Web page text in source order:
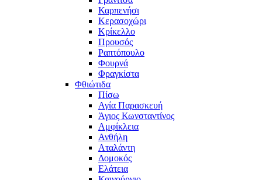
Καρπενήσι
Κερασοχώρι
Κρίκελλο
Προυσός
Ραπτόπουλο
Φουρνά
Φραγκίστα
Φθιώτιδα
Πίσω
Αγία Παρασκευή
Άγιος Κωνσταντίνος
Αμφίκλεια
Ανθήλη
Αταλάντη
Δομοκός
Ελάτεια